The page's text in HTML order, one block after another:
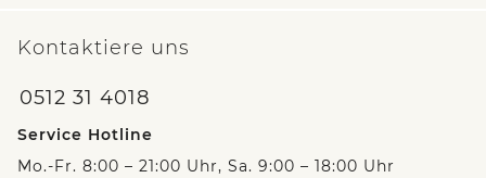
Kontaktiere uns
0512 31 4018
Service Hotline
Mo.-Fr. 8:00 – 21:00 Uhr, Sa. 9:00 – 18:00 Uhr